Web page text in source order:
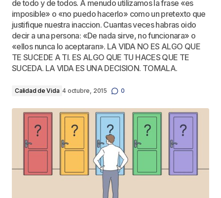
de todo y de todos. A menudo utilizamos la frase «es
imposible» o «no puedo hacerlo» como un pretexto que
justifique nuestra inaccion. Cuantas veces habras oido
decir a una persona: «De nada sirve, no funcionara» o
«ellos nunca lo aceptaran». LA VIDA NO ES ALGO QUE
TE SUCEDE A TI. ES ALGO QUE TU HACES QUE TE
SUCEDA. LA VIDA ES UNA DECISION. TOMALA.
Calidad de Vida 4 octubre, 2015 0